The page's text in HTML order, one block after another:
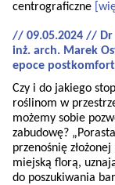
centrograficzne
// 09.05.2024 // Dr
inż. arch. Marek
epoce
Czy i do jakiego
roślinom w
możemy sobie
zabudowę?
przenośnię
miejską florą,
do poszukiwania